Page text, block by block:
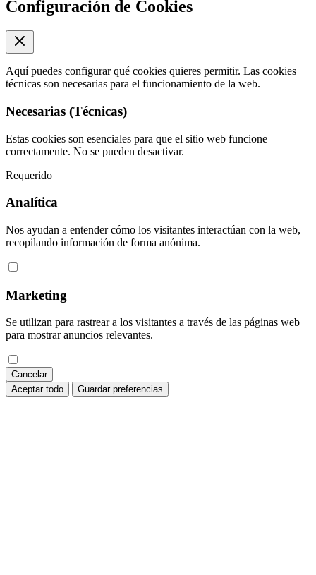
Configuración de Cookies
Aquí puedes configurar qué cookies quieres permitir. Las cookies
técnicas son necesarias para el funcionamiento de la web.
Necesarias (Técnicas)
Estas cookies son esenciales para que el sitio web funcione
correctamente. No se pueden desactivar.
Requerido
Analítica
Nos ayudan a entender cómo los visitantes interactúan con la web,
recopilando información de forma anónima.
Marketing
Se utilizan para rastrear a los visitantes a través de las páginas web
para mostrar anuncios relevantes.
Cancelar
Aceptar todo
Guardar preferencias